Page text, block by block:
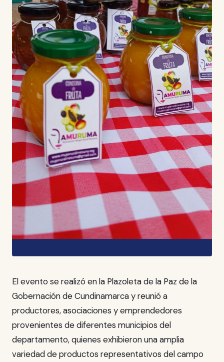
El evento se realizó en la Plazoleta de la Paz de la
Gobernación de Cundinamarca y reunió a
productores, asociaciones y emprendedores
provenientes de diferentes municipios del
departamento, quienes exhibieron una amplia
variedad de productos representativos del campo